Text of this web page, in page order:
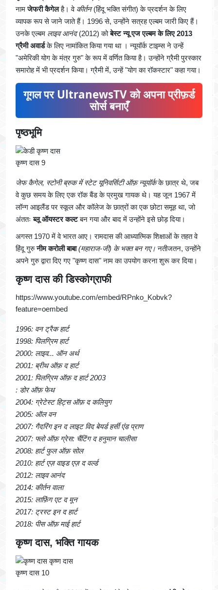
नामजेफरी कैगेलहै। वे कीर्तन(हिंदू भक्ति संगीत) के प्रदर्शन के लिए
व्यापक रूप से जाने जाते हैं। 1996 से, उन्होंने सत्रह एल्बम जारी किए हैं।
उनके एल्बम लाइव आनंद(2012) कोबेस्ट न्यू एज एल्बम के लिए 2013
ग्रैमी अवार्डके लिए नामांकित किया गया था । न्यूयॉर्क टाइम्स ने उन्हें
"अमेरिकी योग के मंत्र गुरु" के रूप में वर्णित किया है। उन्होंने ग्रैमी पुरस्कार
समारोह में भी प्रदर्शन किया। ग्रैमी में, उन्हें "योग का रॉकस्टार" कहा गया।
गूगल पर UltranewsTV को अपना प्रीफ़र्ड
सोर्स बनाएँ
पृष्ठभूमि
कृष्ण दास 9
जेफ कैगेल, स्टोनी ब्रुक में स्टेट यूनिवर्सिटी ऑफ़ न्यूयॉर्कके छात्र थे, जब
वे कुछ समय के लिए एक रॉक बैंड के प्रमुख गायक थे। यह जून 1967 में
लॉन्ग आइलैंड पर स्कूल और कॉलेज के छात्रों का एक छोटा समूह था, जो
अंततःब्लू ऑयस्टर कल्टबन गया और बाद में उन्होंने इसे छोड़ दिया।
अगस्त 1970 में वे भारत आए। रामदास की आध्यात्मिक शिक्षाओं के तहत वे
हिंदू गुरुनीम करोली बाबा(महाराज-जी) के भक्त बन गए। नतीजतन, उन्होंने
अपने गुरु द्वारा दिए गए "कृष्ण दास" नाम का उपयोग करना शुरू कर दिया।
कृष्ण दास की डिस्कोग्राफी
https://www.youtube.com/embed/RPnko_Kobvk?
feature=oembed
1996: वन ट्रैक हार्ट
1998: पिलग्रिम हार्ट
2000: लाइव... ऑन अर्थ
2001: ब्रीथ ऑफ़ द हार्ट
2001: पिलग्रिम ऑफ़ द हार्ट 2003
: डोर ऑफ़ फेथ
2004: ग्रेटेस्ट हिट्स ऑफ़ द कलियुग
2005: ऑल वन
2007: गैदरिंग इन द लाइट विद बेयर्ड हर्सी एंड प्राण
2007: फ्लो ऑफ़ ग्रेस: ​​चैंटिंग द हनुमान चालीसा
2008: हार्ट फुल ऑफ़ सोल
2010: हार्ट एज़ वाइड एज़ द वर्ल्ड
2012: लाइव आनंद
2014: कीर्तन वाला
2015: लाफ़िंग एट द मून
2017: ट्रस्ट इन द हार्ट
2018: पीस ऑफ़ माई हार्ट
कृष्ण दास, भक्ति गायक
कृष्ण दास 10